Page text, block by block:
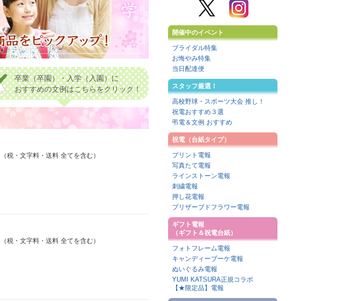
卒業（卒園）・入学（入園）に
おすすめの文例はこちらをクリック！
（税・文字料・送料 全てを含む）
（税・文字料・送料 全てを含む）
開催中のイベント
ブライダル特集
お悔やみ特集
当日配達便
スタッフ厳選！
高校野球・スポーツ大会 推し！
祝電おすすめ３選
弔電＆文例 おすすめ
祝電（台紙タイプ）
プリント電報
写真たて電報
ラインストーン電報
刺繍電報
押し花電報
プリザーブドフラワー電報
ギフト電報
（ギフト＆祝電台紙）
フォトフレーム電報
キャンディーブーケ電報
ぬいぐるみ電報
YUMI KATSURA正規コラボ
【★限定品】電報